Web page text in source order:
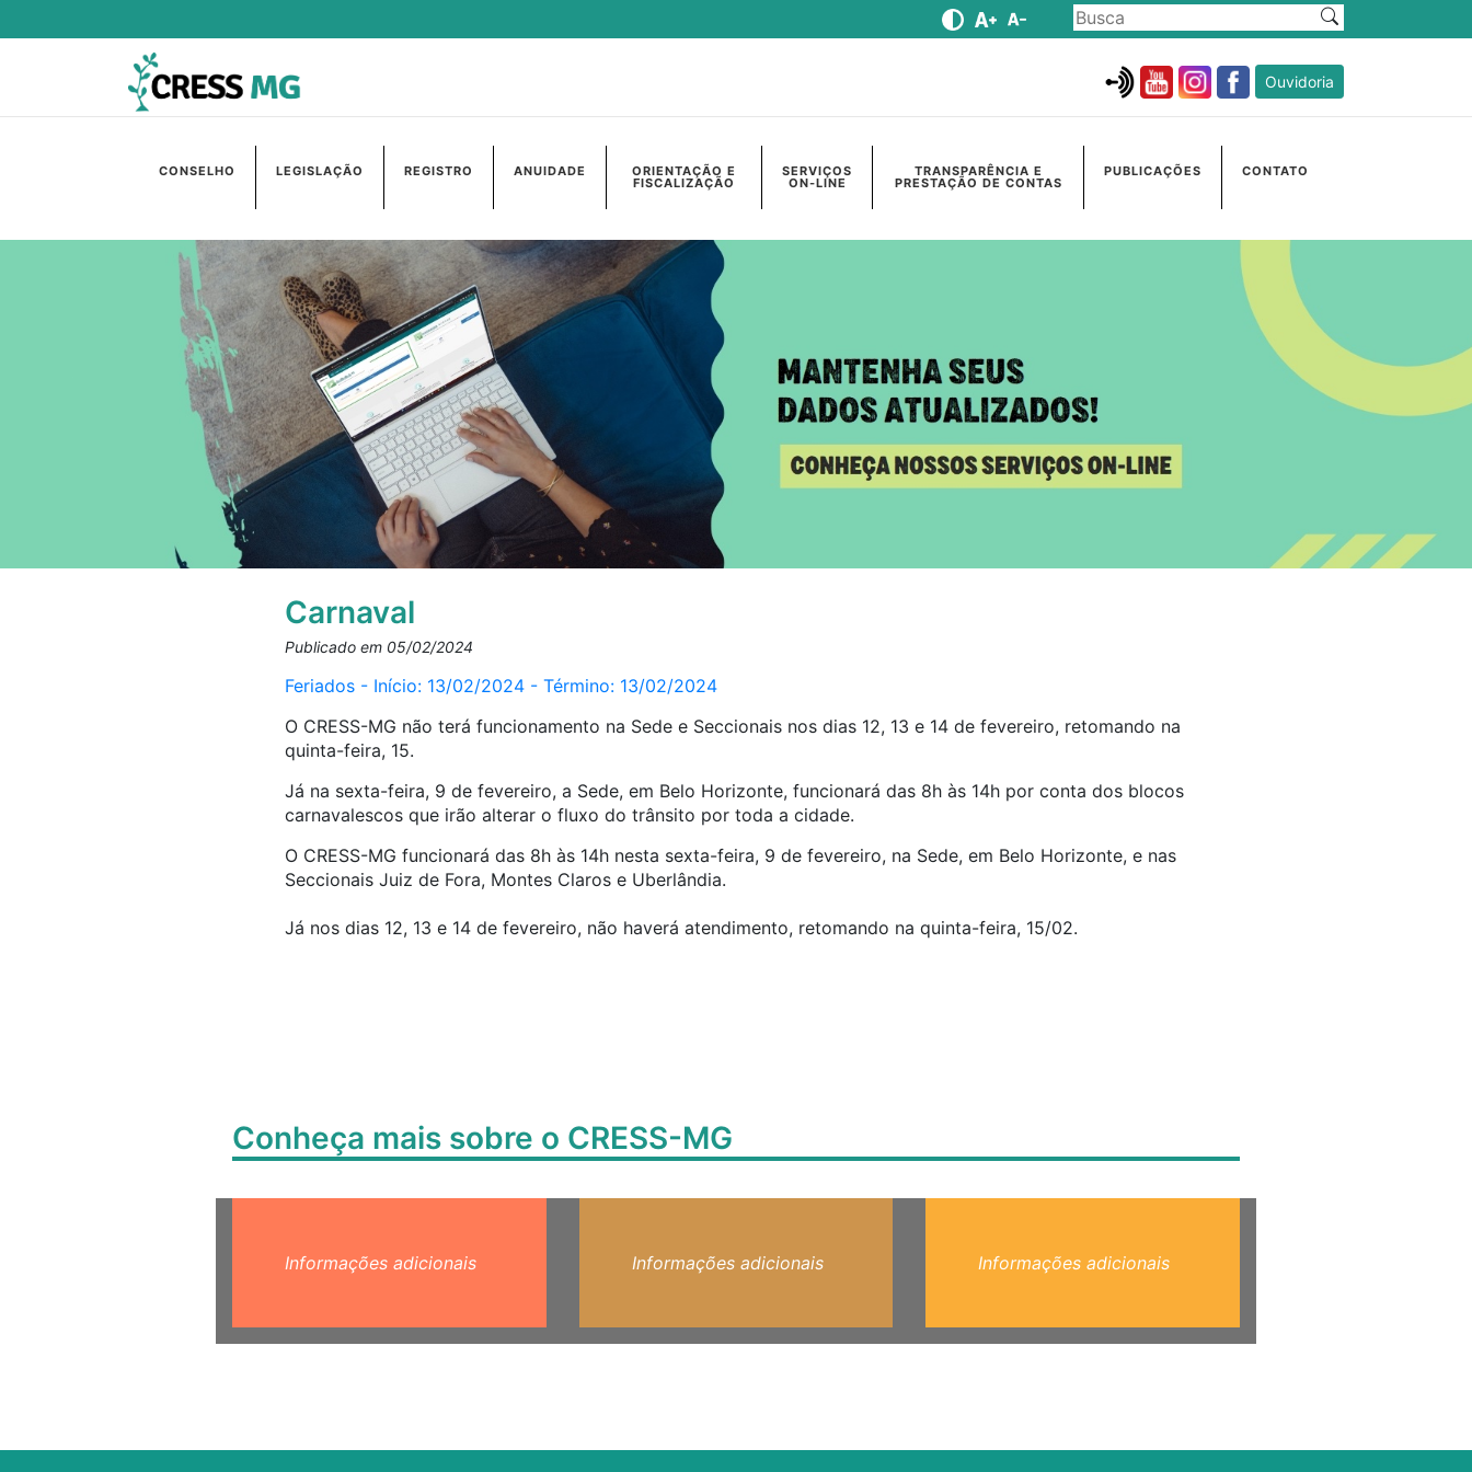
Ouvidoria
CONSELHO LEGISLAÇÃO REGISTRO ANUIDADE ORIENTAÇÃO E
FISCALIZAÇÃO
SERVIÇOS
ON-LINE
TRANSPARÊNCIA E
PRESTAÇÃO DE CONTAS
PUBLICAÇÕES CONTATO
Carnaval
Publicado em 05/02/2024
Feriados - Início: 13/02/2024 - Término: 13/02/2024
O CRESS-MG não terá funcionamento na Sede e Seccionais nos dias 12, 13 e 14 de fevereiro, retomando na
quinta-feira, 15.
Já na sexta-feira, 9 de fevereiro, a Sede, em Belo Horizonte, funcionará das 8h às 14h por conta dos blocos
carnavalescos que irão alterar o fluxo do trânsito por toda a cidade.
O CRESS-MG funcionará das 8h às 14h nesta sexta-feira, 9 de fevereiro, na Sede, em Belo Horizonte, e nas
Seccionais Juiz de Fora, Montes Claros e Uberlândia.
Já nos dias 12, 13 e 14 de fevereiro, não haverá atendimento, retomando na quinta-feira, 15/02.
Conheça mais sobre o CRESS-MG
Informações adicionais Informações adicionais Informações adicionais